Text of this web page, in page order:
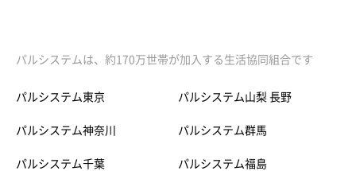
パルシステムは、約170万世帯が加入する生活協同組合です
パルシステム東京
パルシステム神奈川
パルシステム千葉
パルシステム山梨 長野
パルシステム群馬
パルシステム福島